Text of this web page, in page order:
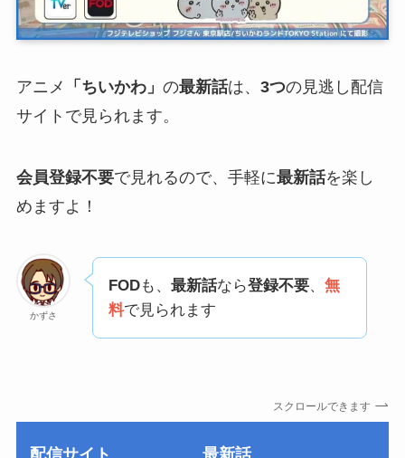
アニメ 「ちいかわ」 の最新話は、 3つの見逃し配信
サイトで見られます。
会員登録不要で見れるので、手軽に最新話を楽し
めますよ！
かずさ
FODも、 最新話なら登録不要、 無
料で見られます
スクロールできます
配信サイト 最新話